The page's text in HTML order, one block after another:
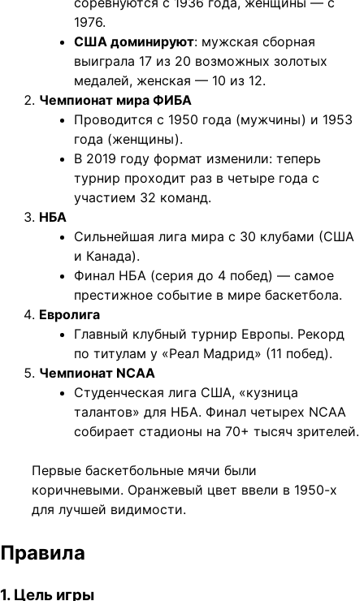
1976.
США доминируют: мужская сборная
выиграла 17 из 20 возможных золотых
медалей, женская — 10 из 12.
Чемпионат мира ФИБА
Проводится с 1950 года (мужчины) и 1953
года (женщины).
В 2019 году формат изменили: теперь
турнир проходит раз в четыре года с
участием 32 команд.
НБА
Сильнейшая лига мира с 30 клубами (США
и Канада).
Финал НБА (серия до 4 побед) — самое
престижное событие в мире баскетбола.
Евролига
Главный клубный турнир Европы. Рекорд
по титулам у «Реал Мадрид» (11 побед).
Чемпионат NCAA
Студенческая лига США, «кузница
талантов» для НБА. Финал четырех NCAA
собирает стадионы на 70+ тысяч зрителей.
Первые баскетбольные мячи были
коричневыми. Оранжевый цвет ввели в 1950-х
для лучшей видимости.
Правила
1. Цель игры